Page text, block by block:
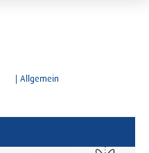
Allgemein